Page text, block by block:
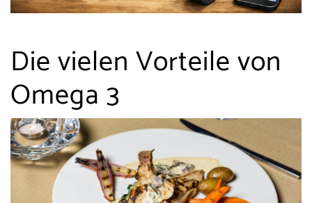
Die vielen Vorteile von
Omega 3